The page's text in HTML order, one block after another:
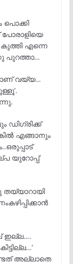
പോരാളിയെ
എന്നെ
പുറത്താ…
വയ്യ…
ഡിഗ്രിക്ക്
എങ്ങാനും
യുറോപ്പ്
ഇല്ല….
അല്ലാതെ